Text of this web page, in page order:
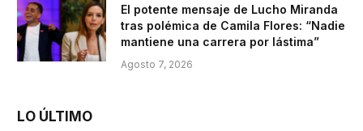
El potente mensaje de Lucho Miranda
tras polémica de Camila Flores: “Nadie
mantiene una carrera por lástima”
Agosto 7, 2026
LO ÚLTIMO